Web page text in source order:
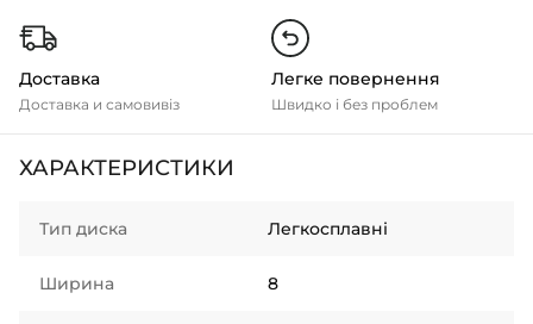
Доставка
Доставка и самовивіз
Легке повернення
Швидко і без проблем
ХАРАКТЕРИСТИКИ
Тип диска Легкосплавні
Ширина 8